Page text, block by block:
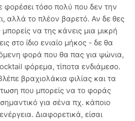
φορέσει τόσο πολύ που δεν την
αλλά το πλέον βαρετό. Αν δε θες
να της κάνεις μια μικρή
στο ίδιο ενιαίο μήκος - δε θα
φορά που θα πας για ψώνια,
φόρεμα, τίποτα ενδιάμεσο.
βραχιολάκια φιλίας και τα
που μπορείς να το φοράς
για σένα πχ. κάποιο
Διαφορετικά, είσαι